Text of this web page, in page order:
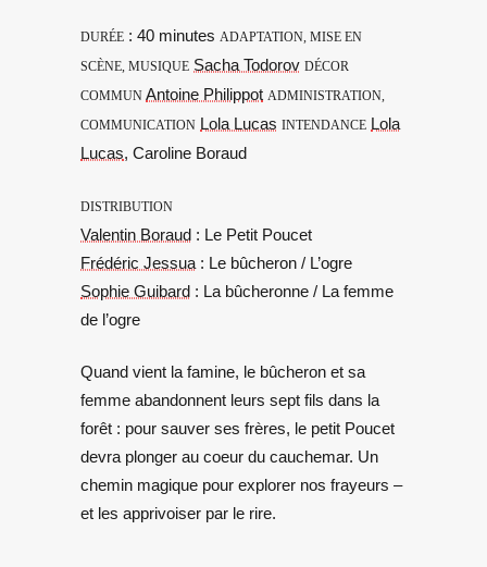
DURÉE : 40 minutes ADAPTATION, MISE EN
SCÈNE, MUSIQUE Sacha Todorov DÉCOR
COMMUN Antoine Philippot ADMINISTRATION,
COMMUNICATION Lola Lucas INTENDANCE Lola
Lucas, Caroline Boraud
DISTRIBUTION
Valentin Boraud : Le Petit Poucet
Frédéric Jessua : Le bûcheron / L’ogre
Sophie Guibard : La bûcheronne / La femme
de l’ogre
Quand vient la famine, le bûcheron et sa
femme abandonnent leurs sept fils dans la
forêt : pour sauver ses frères, le petit Poucet
devra plonger au coeur du cauchemar. Un
chemin magique pour explorer nos frayeurs –
et les apprivoiser par le rire.